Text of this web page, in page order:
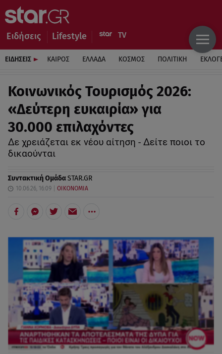
Ειδήσεις Lifestyle
ΕΙΔΗΣΕΙΣ ΚΑΙΡΟΣ ΕΛΛΑΔΑ ΚΟΣΜΟΣ ΠΟΛΙΤΙΚΗ
Κοινωνικός Τουρισμός 2026:
«Δεύτερη ευκαιρία» για
30.000 επιλαχόντες
Δε χρειάζεται εκ νέου αίτηση - Δείτε ποιοι το
δικαούνται
Συντακτική ΟμάδαSTAR.GR
10.06.26, 16:09 ΟΙΚΟΝΟΜΙΑ